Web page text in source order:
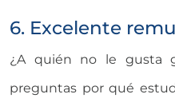
6. Excelente
¿A quién no le gusta
preguntas por qué